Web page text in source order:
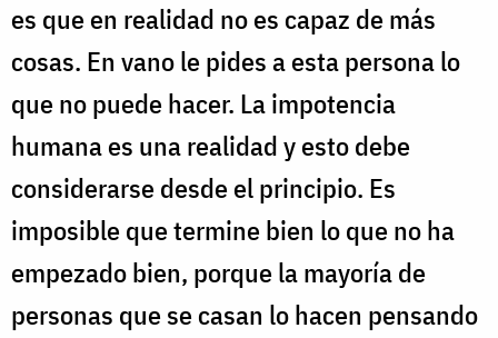
es que en realidad no es capaz de más
cosas. En vano le pides a esta persona lo
que no puede hacer. La impotencia
humana es una realidad y esto debe
considerarse desde el principio. Es
imposible que termine bien lo que no ha
empezado bien, porque la mayoría de
personas que se casan lo hacen pensando